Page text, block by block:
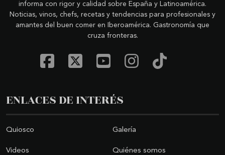
informa con rigor y calidad sobre España y Latinoamérica.
Noticias, vinos, chefs, recetas y tendencias para profesionales y
amantes del buen comer en Iberoamérica. Gastronomía que
cruza fronteras.
ENLACES DE INTERÉS
Quiosco Galería
Videos Quiénes somos